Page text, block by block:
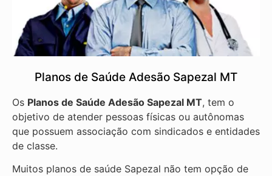
Planos de Saúde Adesão Sapezal MT
Os Planos de Saúde Adesão Sapezal MT, tem o
objetivo de atender pessoas físicas ou autônomas
que possuem associação com sindicados e entidades
de classe.
Muitos planos de saúde Sapezal não tem opção de